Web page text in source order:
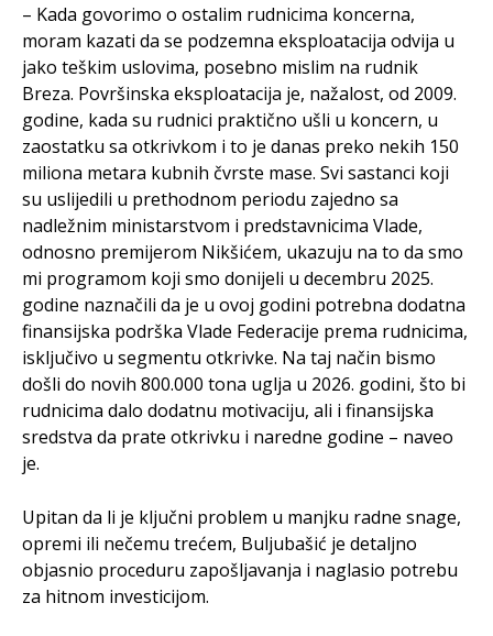
– Kada govorimo o ostalim rudnicima koncerna,
moram kazati da se podzemna eksploatacija odvija u
jako teškim uslovima, posebno mislim na rudnik
Breza. Površinska eksploatacija je, nažalost, od 2009.
godine, kada su rudnici praktično ušli u koncern, u
zaostatku sa otkrivkom i to je danas preko nekih 150
miliona metara kubnih čvrste mase. Svi sastanci koji
su uslijedili u prethodnom periodu zajedno sa
nadležnim ministarstvom i predstavnicima Vlade,
odnosno premijerom Nikšićem, ukazuju na to da smo
mi programom koji smo donijeli u decembru 2025.
godine naznačili da je u ovoj godini potrebna dodatna
finansijska podrška Vlade Federacije prema rudnicima,
isključivo u segmentu otkrivke. Na taj način bismo
došli do novih 800.000 tona uglja u 2026. godini, što bi
rudnicima dalo dodatnu motivaciju, ali i finansijska
sredstva da prate otkrivku i naredne godine – naveo
je.
Upitan da li je ključni problem u manjku radne snage,
opremi ili nečemu trećem, Buljubašić je detaljno
objasnio proceduru zapošljavanja i naglasio potrebu
za hitnom investicijom.